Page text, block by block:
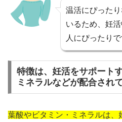
温活にぴった
いるため、妊
人にぴったりで
特徴は、妊活をサポート
ミネラルなどが配合され
葉酸やビタミン・ミネラルは、